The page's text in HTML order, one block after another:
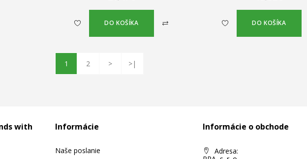
DO KOŠÍKA DO KOŠÍKA
1 2 > >|
with
Informácie
Naše poslanie
Informácie o obchode
Adresa: